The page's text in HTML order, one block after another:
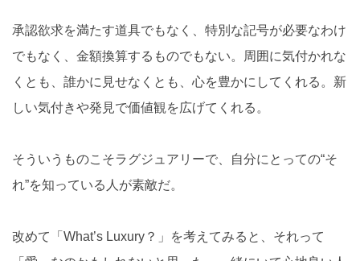
承認欲求を満たす道具でもなく、特別な記号が必要なわけ
でもなく、金額換算するものでもない。周囲に気付かれな
くとも、誰かに見せなくとも、心を豊かにしてくれる。新
しい気付きや発見で価値観を広げてくれる。
そういうものこそラグジュアリーで、自分にとっての“そ
れ”を知っている人が素敵だ。
改めて「What’s Luxury？」を考えてみると、それって